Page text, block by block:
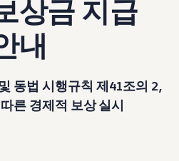
템
예약
적 서비스
상금 지급
내
동법 시행규칙 제41조의 2,
른 경제적 보상 실시